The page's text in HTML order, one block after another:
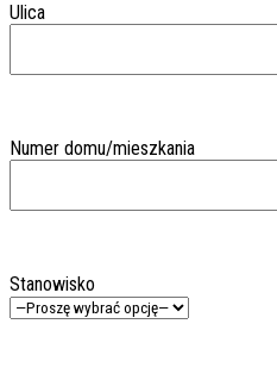
Ulica
Numer domu/mieszkania
Stanowisko